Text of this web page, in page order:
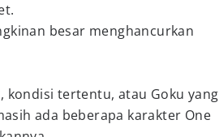
besar menghancurkan
kondisi tertentu, atau Goku yang
ada beberapa karakter One